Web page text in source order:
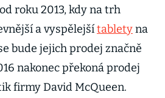
roku 2013, kdy na trh
a vyspělejšítabletyna
bude jejich prodej značně
nakonec překoná prodej
firmy David McQueen.